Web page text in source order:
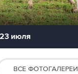
июля
ВСЕ ФОТОГАЛЕРЕИ